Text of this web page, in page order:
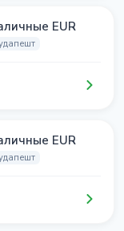
EUR
EUR